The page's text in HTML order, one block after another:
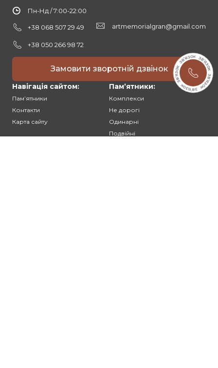
Пн-Нд / 7:00-22:00
+38 068 507 29 49
+38 050 266 98 72
artmemorialgran@gmail.com
Замовити зворотній дзвінок
Навігація сайтом:
Памʼятники
Контакти
Карта сайту
Памʼятники:
Комплекси
Не дорогі
Одинарні
Подвійні